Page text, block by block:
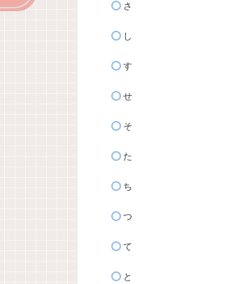
さ
し
す
せ
そ
た
ち
つ
て
と